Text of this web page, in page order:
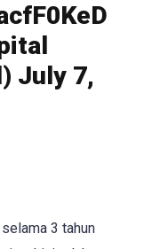
July 7,
3 tahun